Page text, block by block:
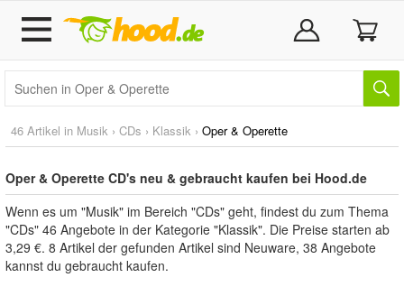
46 Artikel in Musik › CDs › Klassik › Oper & Operette
Oper & Operette CD's neu & gebraucht kaufen bei Hood.de
Wenn es um "Musik" im Bereich "CDs" geht, findest du zum Thema
"CDs" 46 Angebote in der Kategorie "Klassik". Die Preise starten ab
3,29 €. 8 Artikel der gefunden Artikel sind Neuware, 38 Angebote
kannst du gebraucht kaufen.